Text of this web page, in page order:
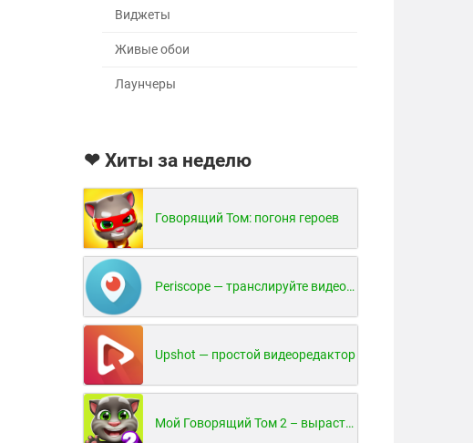
Виджеты
Живые обои
Лаунчеры
❤ Хиты за неделю
Говорящий Том: погоня героев
Periscope — транслируйте видео в реальном времени!
Upshot — простой видеоредактор
Мой Говорящий Том 2 – вырасти и воспитай своего котенка